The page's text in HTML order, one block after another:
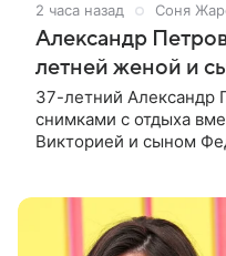
2 часа назад Соня
Александр
летней женой и
37-летний Александр
снимками с отдыха
Викторией и сыном